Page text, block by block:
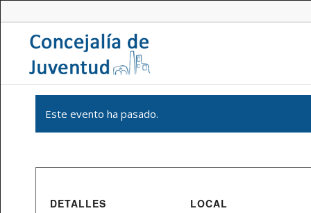
Este evento ha pasado.
DETALLES
LOCAL